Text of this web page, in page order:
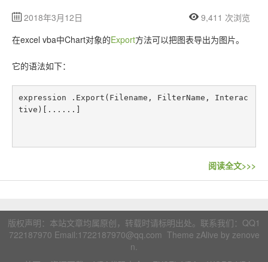
2018年3月12日
9,411 次浏览
在excel vba中Chart对象的Export方法可以把图表导出为图片。
它的语法如下：
expression .Export(Filename, FilterName, Interac
tive)[......]
阅读全文>>>
版权声明：本站文章均属原创，转载时请标明出处。联系我们： QQ1
722187970 Email:1722187970@qq.com Theme zAlive by zenove
n